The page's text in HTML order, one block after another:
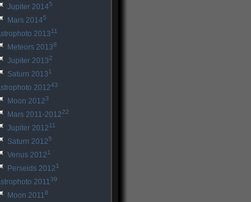
Jupiter 20145
Mars 20145
201311
Meteors 20138
Jupiter 20132
Saturn 20131
201243
Moon 20123
Mars 2011-201222
Jupiter 201211
Saturn 20125
Venus 20121
Perseids 20121
201139
Moon 20118